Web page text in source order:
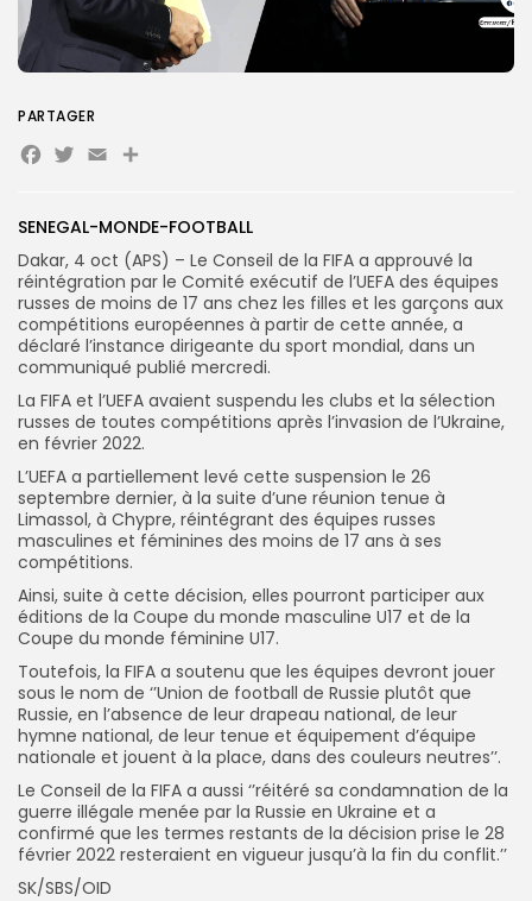
FR
SENEGAL-MONDE-FOOTBALL
Dakar, 4 oct (APS) – Le Conseil de la FIFA a approuvé la
réintégration par le Comité exécutif de l’UEFA des équipes
russes de moins de 17 ans chez les filles et les garçons aux
compétitions européennes à partir de cette année, a
déclaré l’instance dirigeante du sport mondial, dans un
communiqué publié mercredi.
La FIFA et l’UEFA avaient suspendu les clubs et la sélection
russes de toutes compétitions après l’invasion de l’Ukraine,
en février 2022.
L’UEFA a partiellement levé cette suspension le 26
septembre dernier, à la suite d’une réunion tenue à
Limassol, à Chypre, réintégrant des équipes russes
masculines et féminines des moins de 17 ans à ses
compétitions.
Ainsi, suite à cette décision, elles pourront participer aux
éditions de la Coupe du monde masculine U17 et de la
Coupe du monde féminine U17.
Toutefois, la FIFA a soutenu que les équipes devront jouer
sous le nom de ‘’Union de football de Russie plutôt que
Russie, en l’absence de leur drapeau national, de leur
hymne national, de leur tenue et équipement d’équipe
nationale et jouent à la place, dans des couleurs neutres’’.
Le Conseil de la FIFA a aussi ‘’réitéré sa condamnation de la
guerre illégale menée par la Russie en Ukraine et a
confirmé que les termes restants de la décision prise le 28
février 2022 resteraient en vigueur jusqu’à la fin du conflit.’’
SK/SBS/OID
PARTAGER
Facebook
Twitter
EmailPartager